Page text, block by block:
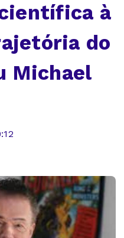
à
do
Michael